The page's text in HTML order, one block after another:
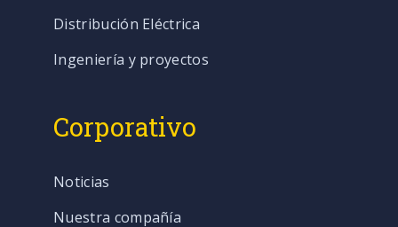
Distribución Eléctrica
Ingeniería y proyectos
Corporativo
Noticias
Nuestra compañía